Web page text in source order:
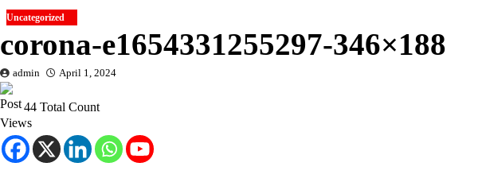
Uncategorized
corona-e1654331255297-346×188
admin April 1, 2024
44 Total Count